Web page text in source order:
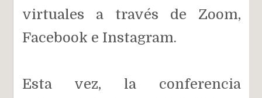
virtuales a través de Zoom,
Facebook e Instagram.
Esta vez, la conferencia